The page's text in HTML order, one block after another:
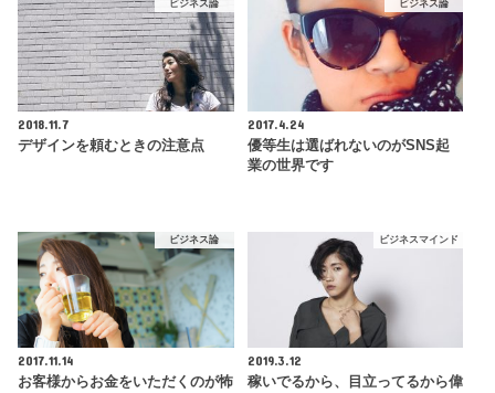
ビジネス論
2018.11.7
デザインを頼むときの注意点
ビジネス論
2017.4.24
優等生は選ばれないのがSNS起
業の世界です
ビジネス論
2017.11.14
お客様からお金をいただくのが怖
ビジネスマインド
2019.3.12
稼いでるから、目立ってるから偉